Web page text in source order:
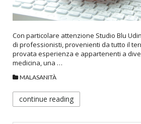
Con particolare attenzione Studio Blu
di professionisti, provenienti da tutto il
provata esperienza e appartenenti a
medicina, una …
MALASANITÀ
continue reading